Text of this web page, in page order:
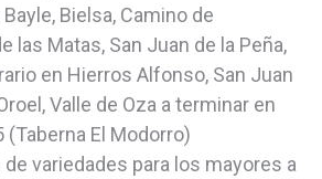
Bielsa, Camino de
las Matas, San Juan de la Peña,
en Hierros Alfonso, San Juan
Valle de Oza a terminar en
(Taberna El Modorro)
de variedades para los mayores a